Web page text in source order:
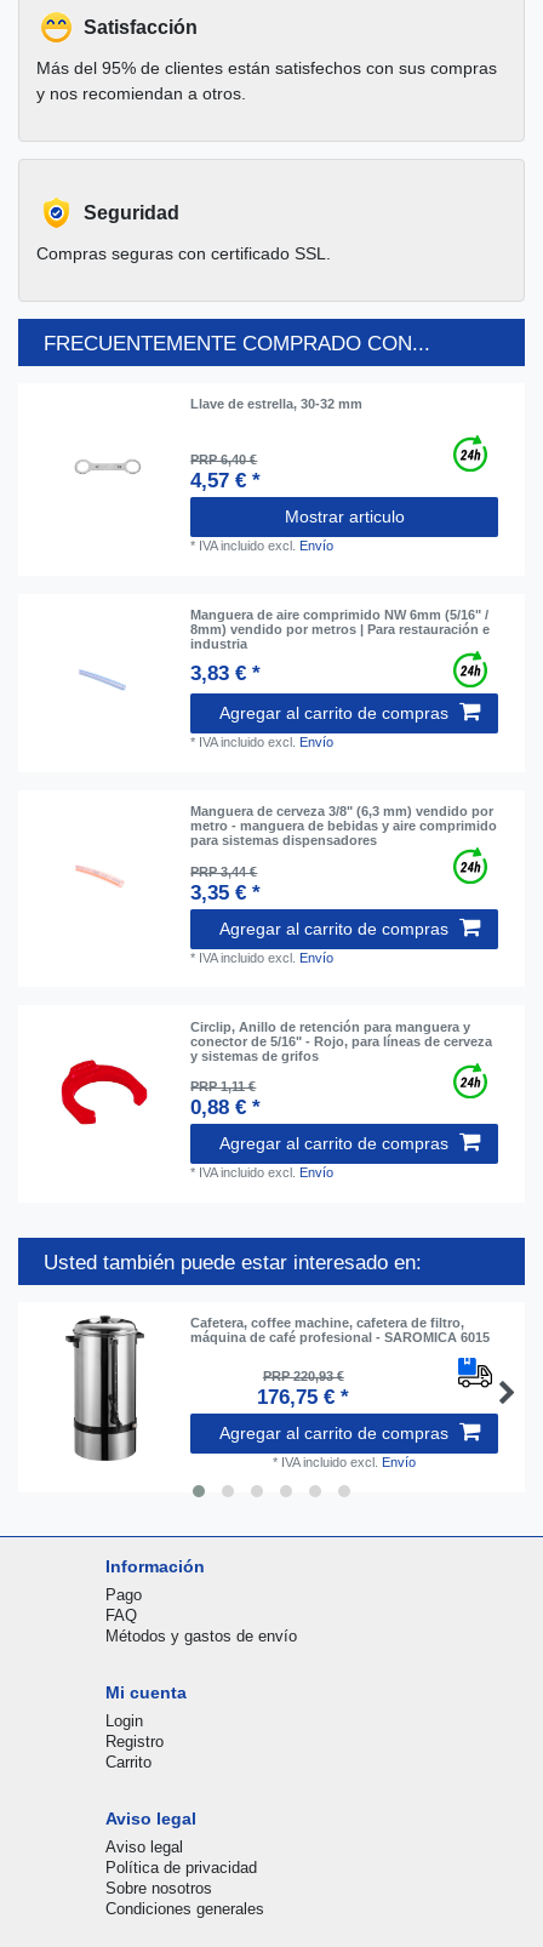
Satisfacción
Más del 95% de clientes están satisfechos con sus compras
y nos recomiendan a otros.
Seguridad
Compras seguras con certificado SSL.
FRECUENTEMENTE COMPRADO CON...
Llave de estrella, 30-32 mm
PRP 6,40 €
4,57 € *
Mostrar articulo
* IVA incluido excl. Envío
Manguera de aire comprimido NW 6mm (5/16" /
8mm) vendido por metros | Para restauración e
industria
3,83 € *
Agregar al carrito de compras
* IVA incluido excl. Envío
Manguera de cerveza 3/8" (6,3 mm) vendido por
metro - manguera de bebidas y aire comprimido
para sistemas dispensadores
PRP 3,44 €
3,35 € *
Agregar al carrito de compras
* IVA incluido excl. Envío
Circlip, Anillo de retención para manguera y
conector de 5/16" - Rojo, para líneas de cerveza
y sistemas de grifos
PRP 1,11 €
0,88 € *
Agregar al carrito de compras
* IVA incluido excl. Envío
Usted también puede estar interesado en:
Cafetera, coffee machine, cafetera de filtro,
máquina de café profesional - SAROMICA 6015
PRP 220,93 €
176,75 € *
Agregar al carrito de compras
* IVA incluido excl. Envío
Información
Pago
FAQ
Métodos y gastos de envío
Mi cuenta
Login
Registro
Carrito
Aviso legal
Aviso legal
Política de privacidad
Sobre nosotros
Condiciones generales